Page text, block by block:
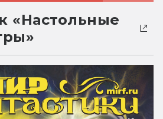
«Настольные